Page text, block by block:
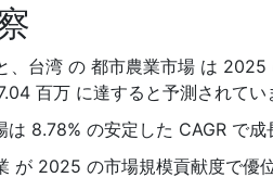
台湾 の 都市農業市場 は
百万 に達すると予測されてい
8.78% の安定した CAGR で成
が 2025 の市場規模貢献度で優